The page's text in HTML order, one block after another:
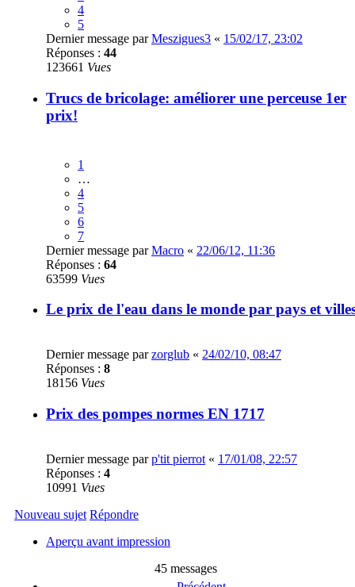
4
5
Dernier message parMeszigues3 « 15/02/17, 23:02
Réponses : 44
123661 Vues
Trucs de bricolage: améliorer une perceuse 1er
prix!
1
…
4
5
6
7
Dernier message parMacro « 22/06/12, 11:36
Réponses : 64
63599 Vues
Le prix de l'eau dans le monde par pays et
Dernier message parzorglub « 24/02/10, 08:47
Réponses : 8
18156 Vues
Prix des pompes normes EN 1717
Dernier message parp'tit pierrot « 17/01/08, 22:57
Réponses : 4
10991 Vues
Nouveau sujet Répondre
Aperçu avant impression
45 messages